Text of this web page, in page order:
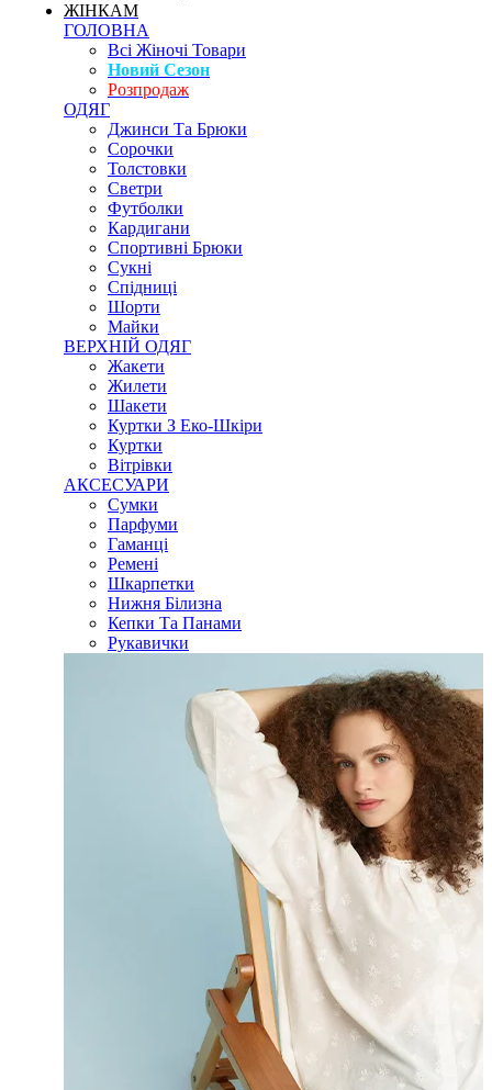
ЖІНКАМ
ГОЛОВНА
Всі Жіночі Товари
Новий Сезон
Розпродаж
ОДЯГ
Джинси Та Брюки
Сорочки
Толстовки
Светри
Футболки
Кардигани
Спортивні Брюки
Сукні
Спідниці
Шорти
Майки
ВЕРХНІЙ ОДЯГ
Жакети
Жилети
Шакети
Куртки З Еко-Шкіри
Куртки
Вітрівки
АКСЕСУАРИ
Сумки
Парфуми
Гаманці
Ремені
Шкарпетки
Нижня Білизна
Кепки Та Панами
Рукавички